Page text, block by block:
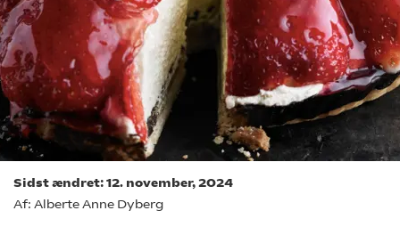
Sidst ændret: 12. november, 2024
Af: Alberte Anne Dyberg